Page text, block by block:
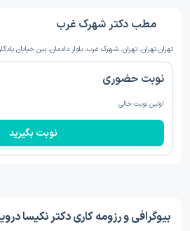
مطب دکتر شهرک غرب
نوبت حضوری
اولین نوبت خالی
نوبت بگیرید
بیوگرافی و رزومه کاری دکتر نکیسا